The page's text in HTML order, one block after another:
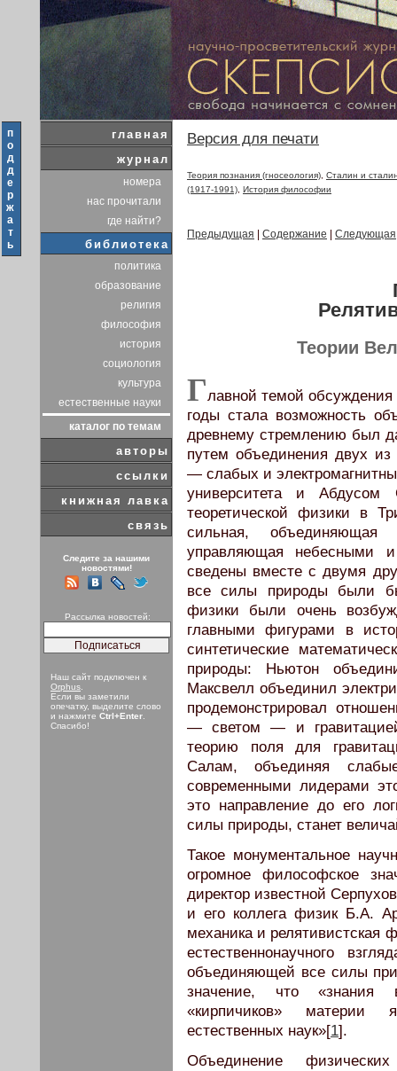
п
о
д
д
е
р
ж
а
т
ь
главная
журнал
номера
нас прочитали
где найти?
библиотека
политика
образование
религия
философия
история
социология
культура
естественные науки
каталог по темам
авторы
ссылки
книжная лавка
связь
Следите за нашими
новостями!
Рассылка новостей:
Наш сайт подключен к
Orphus
Если вы заметили
опечатку, выделите слово
и нажмите Ctrl+Enter
Спасибо!
Версия для печати
Теория познания (гносеология) Сталин и
(1917-1991) История философии
Предыдущая Содержание Следующая
Теории
Главной темой
годы стала возможность
древнему стремлению был
путем объединения двух
— слабых и
университета и Абдусом
теоретической физики в
сильная,
управляющая
сведены вместе с двумя
все силы природы были
физики были очень
главными фигурами в
синтетические
природы: Ньютон
Максвелл объединил
продемонстрировал
— светом — и
теорию поля для
Салам, объединяя
современными лидерами
это направление до его
силы природы, станет
Такое монументальное
огромное философское
директор известной
и его коллега физик Б.А.
механика и релятивистская
естественнонаучного
объединяющей все силы
значение, что «знания
«кирпичиков»
естественных наук»[1].
Объединение